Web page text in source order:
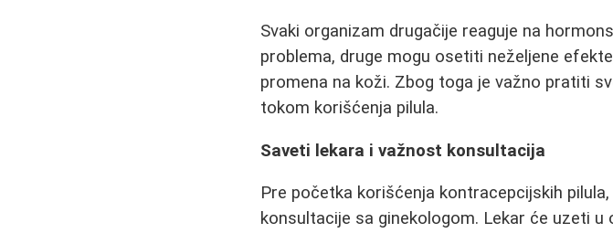
Svaki organizam drugačije reaguje na
problema, druge mogu osetiti neželjene
promena na koži. Zbog toga je važno pratiti
tokom korišćenja pilula.
Saveti lekara i važnost konsultacija
Pre početka korišćenja kontracepcijskih
konsultacije sa ginekologom. Lekar će uzeti